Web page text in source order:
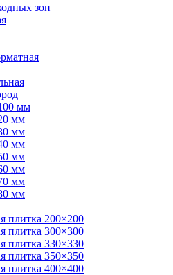
зон
мм
мм
мм
мм
мм
мм
мм
мм
плитка 200×200
плитка 300×300
плитка 330×330
плитка 350×350
плитка 400×400